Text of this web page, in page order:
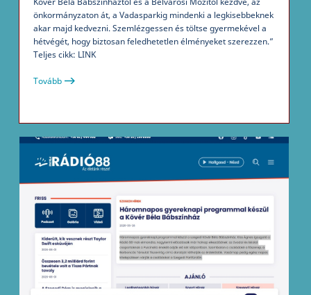
önkormányzaton át, a Vadasparkig mindenki a legkisebbeknek
akar majd kedvezni. Szemlézgessen és töltse gyermekével a
hétvégét, hogy biztosan feledhetetlen élményeket szerezzen.”
Teljes cikk: LINK
Tovább